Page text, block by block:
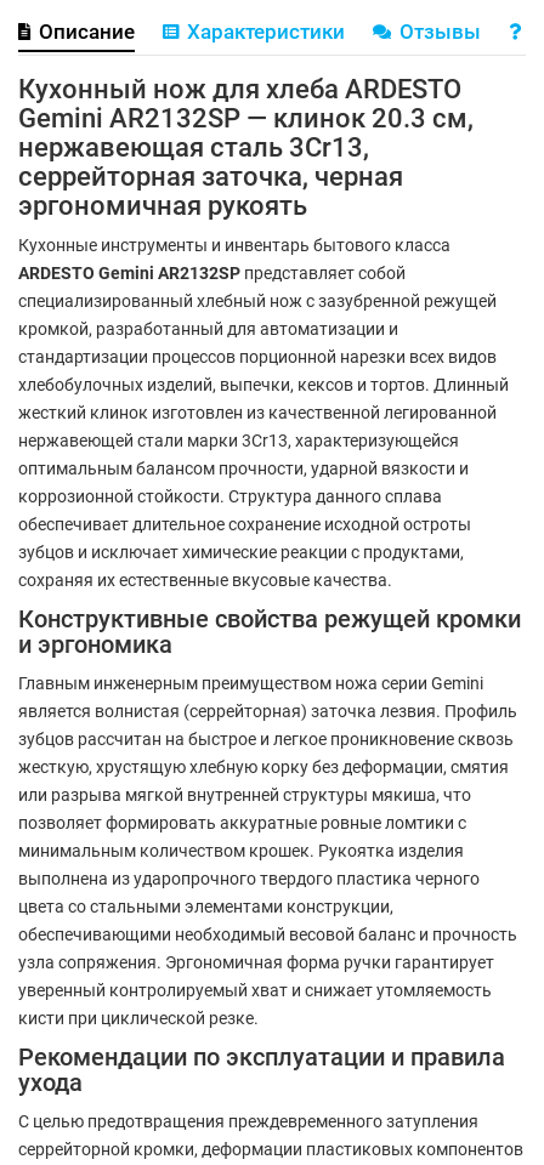
Описание Характеристики Отзывы
Кухонный нож для хлеба ARDESTO
Gemini AR2132SP — клинок 20.3 см,
нержавеющая сталь 3Cr13,
серрейторная заточка, черная
эргономичная рукоять
Кухонные инструменты и инвентарь бытового класса
ARDESTO Gemini AR2132SP представляет собой
специализированный хлебный нож с зазубренной режущей
кромкой, разработанный для автоматизации и
стандартизации процессов порционной нарезки всех видов
хлебобулочных изделий, выпечки, кексов и тортов. Длинный
жесткий клинок изготовлен из качественной легированной
нержавеющей стали марки 3Cr13, характеризующейся
оптимальным балансом прочности, ударной вязкости и
коррозионной стойкости. Структура данного сплава
обеспечивает длительное сохранение исходной остроты
зубцов и исключает химические реакции с продуктами,
сохраняя их естественные вкусовые качества.
Конструктивные свойства режущей кромки
и эргономика
Главным инженерным преимуществом ножа серии Gemini
является волнистая (серрейторная) заточка лезвия. Профиль
зубцов рассчитан на быстрое и легкое проникновение сквозь
жесткую, хрустящую хлебную корку без деформации, смятия
или разрыва мягкой внутренней структуры мякиша, что
позволяет формировать аккуратные ровные ломтики с
минимальным количеством крошек. Рукоятка изделия
выполнена из ударопрочного твердого пластика черного
цвета со стальными элементами конструкции,
обеспечивающими необходимый весовой баланс и прочность
узла сопряжения. Эргономичная форма ручки гарантирует
уверенный контролируемый хват и снижает утомляемость
кисти при циклической резке.
Рекомендации по эксплуатации и правила
ухода
С целью предотвращения преждевременного затупления
серрейторной кромки, деформации пластиковых компонентов